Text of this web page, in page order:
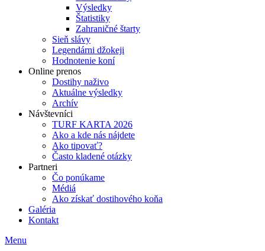
Výsledky
Štatistiky
Zahraničné štarty
Sieň slávy
Legendárni džokeji
Hodnotenie koní
Online prenos
Dostihy naživo
Aktuálne výsledky
Archív
Návštevníci
TURF KARTA 2026
Ako a kde nás nájdete
Ako tipovať?
Často kladené otázky
Partneri
Čo ponúkame
Médiá
Ako získať dostihového koňa
Galéria
Kontakt
Menu